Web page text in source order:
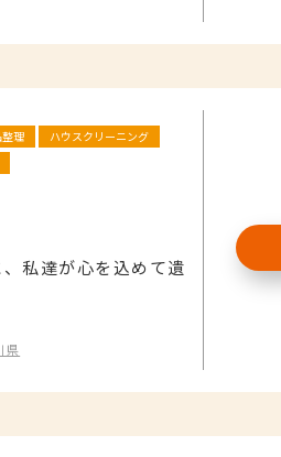
理
ハウスクリーニング
私達が心を込めて遺
県